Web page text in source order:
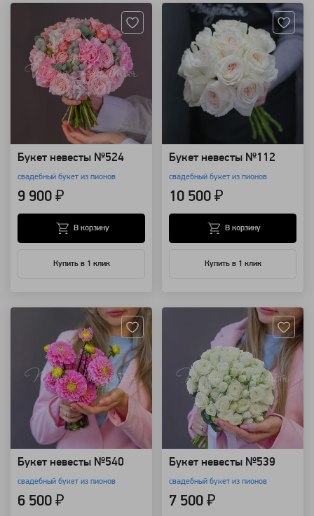
Букет невесты №524
свадебный букет из пионов
9 900 ₽
Купить в 1 клик
В корзину
Букет невесты №112
свадебный букет из пионов
10 500 ₽
Купить в 1 клик
В корзину
Букет невесты №540
свадебный букет из пионов
6 500 ₽
Букет невесты №539
свадебный букет из пионов
7 500 ₽